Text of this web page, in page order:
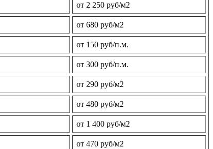
от 2 250 руб/м2
от 680 руб/м2
от 150 руб/п.м.
от 300 руб/п.м.
от 290 руб/м2
от 480 руб/м2
от 1 400 руб/м2
от 470 руб/м2